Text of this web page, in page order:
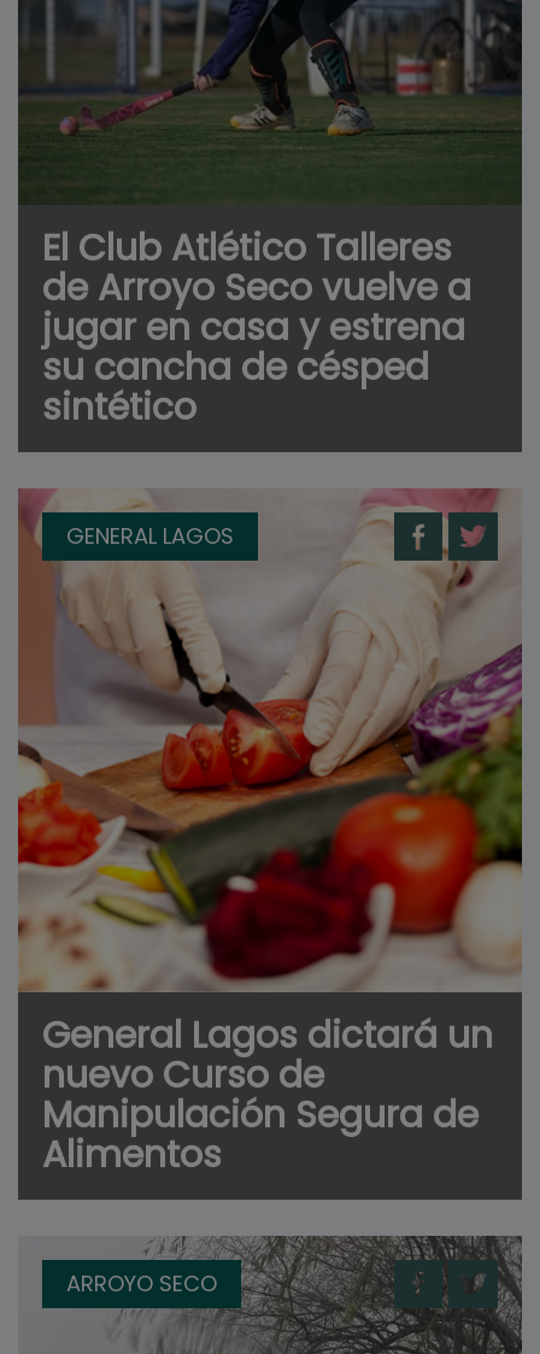
El Club Atlético Talleres
de Arroyo Seco vuelve a
jugar en casa y estrena
su cancha de césped
sintético
GENERAL LAGOS
General Lagos dictará un
nuevo Curso de
Manipulación Segura de
Alimentos
ARROYO SECO